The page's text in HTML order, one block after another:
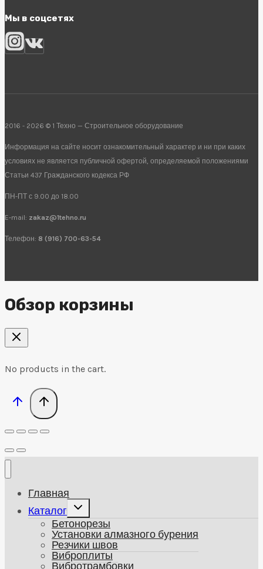
Мы в соцсетях
2016 - 2026 © 1 Техно — Строительное оборудование
Информация на сайте носит ознакомительный характер и ни при каких
условиях не является публичной офертой, определяемой положениями
Статьи 437 Гражданского кодекса РФ
ПН-ПТ с 9.00 до 18.00
E-mail: zakaz@1tehno.ru
Телефон: 8 (916) 700-63-54
Обзор корзины
No products in the cart.
Главная
Каталог
Развернуть
меню
Бетонорезы
Установки алмазного бурения
Резчики швов
Виброплиты
Вибротрамбовки